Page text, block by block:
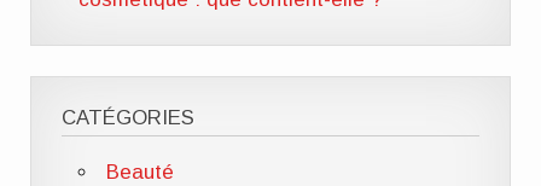
CATÉGORIES
Beauté